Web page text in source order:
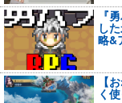
『
し
略&
【
く